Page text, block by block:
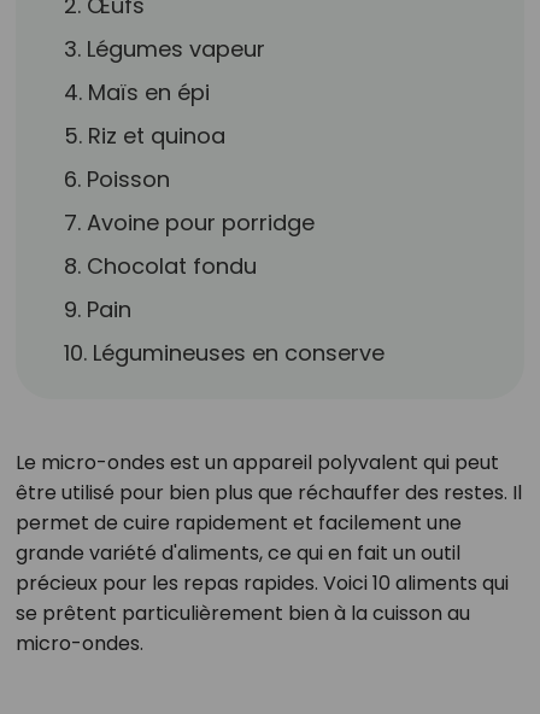
3. Légumes vapeur
4. Maïs en épi
5. Riz et quinoa
6. Poisson
7. Avoine pour porridge
8. Chocolat fondu
9. Pain
10. Légumineuses en conserve
Le micro-ondes est un appareil polyvalent qui peut
être utilisé pour bien plus que réchauffer des restes. Il
permet de cuire rapidement et facilement une
grande variété d'aliments, ce qui en fait un outil
précieux pour les repas rapides. Voici 10 aliments qui
se prêtent particulièrement bien à la cuisson au
micro-ondes.